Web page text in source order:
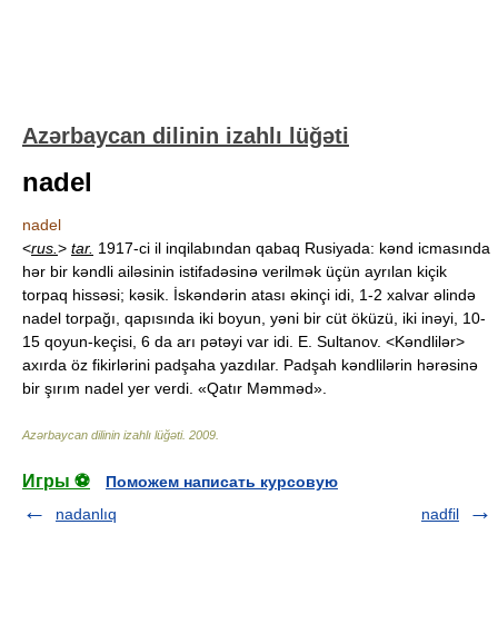
Azərbaycan dilinin izahlı lüğəti
nadel
nadel
<rus. > tar. 1917-ci il inqilabından qabaq Rusiyada: kənd icmasında
hər bir kəndli ailəsinin istifadəsinə verilmək üçün ayrılan kiçik
torpaq hissəsi; kəsik. İskəndərin atası əkinçi idi, 1-2 xalvar əlində
nadel torpağı, qapısında iki boyun, yəni bir cüt öküzü, iki inəyi, 10-
15 qoyun-keçisi, 6 da arı pətəyi var idi. E. Sultanov. <Kəndlilər>
axırda öz fikirlərini padşaha yazdılar. Padşah kəndlilərin hərəsinə
bir şırım nadel yer verdi. «Qatır Məmməd».
Azərbaycan dilinin izahlı lüğəti. 2009
Игры ⚽
Поможем написать курсовую
nadanlıq
nadfil